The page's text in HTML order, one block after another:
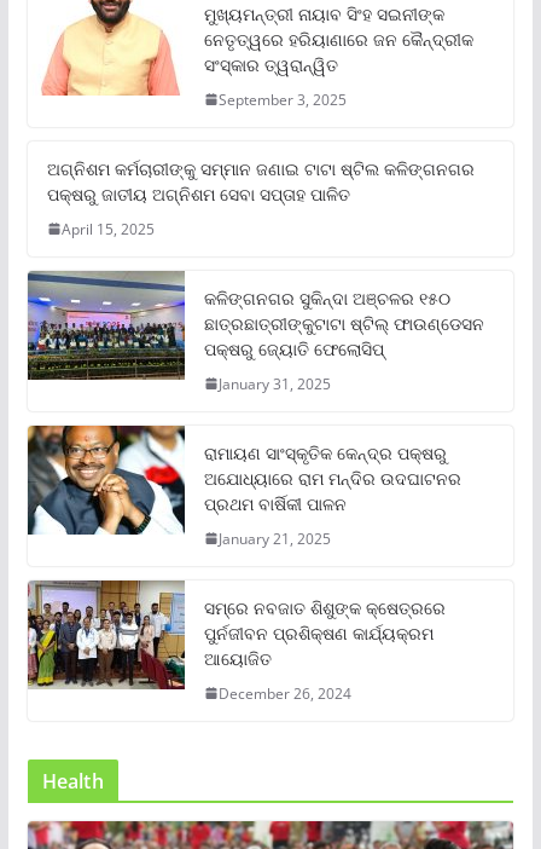
ମୁଖ୍ୟମନ୍ତ୍ରୀ ନାୟାବ ସିଂହ ସଇନୀଙ୍କ
ନେତୃତ୍ୱରେ ହରିୟାଣାରେ ଜନ କୈନ୍ଦ୍ରୀକ
ସଂସ୍କାର ତ୍ୱରାନ୍ୱିତ
September 3, 2025
ଅଗ୍ନିଶମ କର୍ମଚାରୀଙ୍କୁ ସମ୍ମାନ ଜଣାଇ ଟାଟା ଷ୍ଟିଲ କଳିଙ୍ଗନଗର
ପକ୍ଷରୁ ଜାତୀୟ ଅଗ୍ନିଶମ ସେବା ସପ୍ତାହ ପାଳିତ
April 15, 2025
କଳିଙ୍ଗନଗର ସୁକିନ୍ଦା ଅଞ୍ଚଳର ୧୫୦
ଛାତ୍ରଛାତ୍ରୀଙ୍କୁଟାଟା ଷ୍ଟିଲ୍ ଫାଉଣ୍ଡେସନ
ପକ୍ଷରୁ ଜ୍ୟୋତି ଫେଲୋସିପ୍‌
January 31, 2025
ରାମାୟଣ ସାଂସ୍କୃତିକ କେନ୍ଦ୍ର ପକ୍ଷରୁ
ଅଯୋଧ୍ୟାରେ ରାମ ମନ୍ଦିର ଉଦଘାଟନର
ପ୍ରଥମ ବାର୍ଷିକୀ ପାଳନ
January 21, 2025
ସମ୍‌ରେ ନବଜାତ ଶିଶୁଙ୍କ କ୍ଷେତ୍ରରେ
ପୁର୍ନଜୀବନ ପ୍ରଶିକ୍ଷଣ କାର୍ଯ୍ୟକ୍ରମ
ଆୟୋଜିତ
December 26, 2024
Health